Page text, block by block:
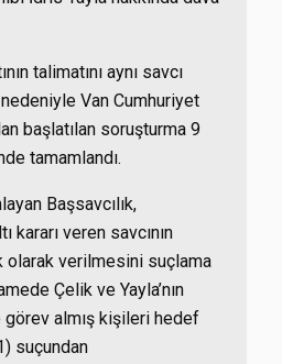
talimatını aynı savcı
Van Cumhuriyet
başlatılan soruşturma 9
tamamlandı.
Başsavcılık,
kararı veren savcının
olarak verilmesini suçlama
Çelik ve Yayla’nın
almış kişileri hedef
suçundan